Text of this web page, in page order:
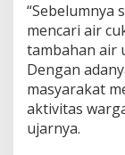
“Sebelumnya
mencari air
tambahan air
Dengan
masyarakat
aktivitas
ujarnya.